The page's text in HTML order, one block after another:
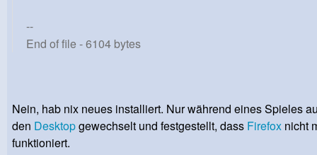
--
End of file - 6104 bytes
Nein, hab nix neues installiert. Nur während eines Spieles
den Desktopgewechselt und festgestellt, dass Firefox nicht
funktioniert.